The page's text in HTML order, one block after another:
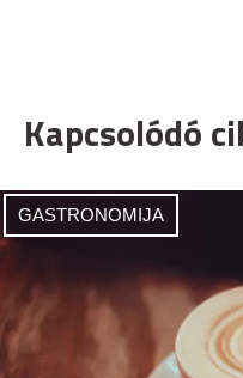
Kapcsolódó
GASTRONOMIJA